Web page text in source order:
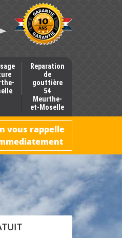
Reparation
de
gouttière
54
Meurthe-
et-Moselle
vous rappelle